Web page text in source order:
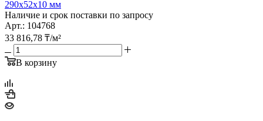
290х52х10 мм
Наличие и срок поставки по запросу
Арт.: 104768
33 816,78 ₸/м²
В корзину